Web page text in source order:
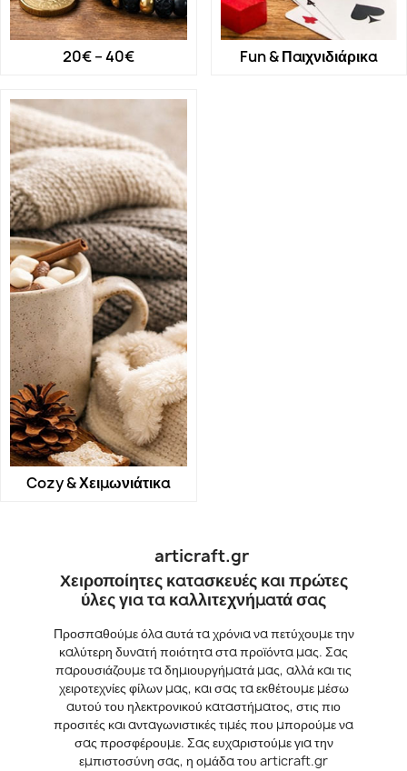
20€ – 40€ Fun & Παιχνιδιάρικα
Cozy & Χειμωνιάτικα
articraft.gr
Χειροποίητες κατασκευές και πρώτες
ύλες για τα καλλιτεχνήματά σας
Προσπαθούμε όλα αυτά τα χρόνια να πετύχουμε την
καλύτερη δυνατή ποιότητα στα προϊόντα μας. Σας
παρουσιάζουμε τα δημιουργήματά μας, αλλά και τις
χειροτεχνίες φίλων μας, και σας τα εκθέτουμε μέσω
αυτού του ηλεκτρονικού καταστήματος, στις πιο
προσιτές και ανταγωνιστικές τιμές που μπορούμε να
σας προσφέρουμε. Σας ευχαριστούμε για την
εμπιστοσύνη σας, η ομάδα του articraft.gr